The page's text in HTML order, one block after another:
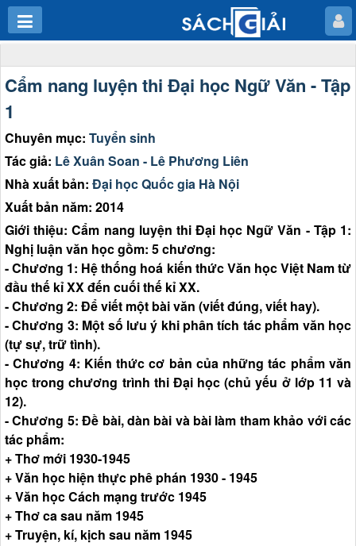
Cẩm nang luyện thi Đại học Ngữ Văn - Tập
1
Chuyên mục: Tuyển sinh
Tác giả: Lê Xuân Soan - Lê Phương Liên
Nhà xuất bản: Đại học Quốc gia Hà Nội
Xuất bản năm: 2014
Giới thiệu: Cẩm nang luyện thi Đại học Ngữ Văn - Tập 1:
Nghị luận văn học gồm: 5 chương:
- Chương 1: Hệ thống hoá kiến thức Văn học Việt Nam từ
đầu thế kỉ XX đến cuối thế kỉ XX.
- Chương 2: Để viết một bài văn (viết đúng, viết hay).
- Chương 3: Một số lưu ý khi phân tích tác phẩm văn học
(tự sự, trữ tình).
- Chương 4: Kiến thức cơ bản của những tác phẩm văn
học trong chương trình thi Đại học (chủ yếu ở lớp 11 và
12).
- Chương 5: Đề bài, dàn bài và bài làm tham khảo với các
tác phẩm:
+ Thơ mới 1930-1945
+ Văn học hiện thực phê phán 1930 - 1945
+ Văn học Cách mạng trước 1945
+ Thơ ca sau năm 1945
+ Truyện, kí, kịch sau năm 1945